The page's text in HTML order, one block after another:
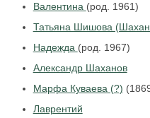
Валентина (род. 1961)
Татьяна Шишова
Надежда (род. 1967)
Александр Шаханов
Марфа Куваева (?)
Лаврентий